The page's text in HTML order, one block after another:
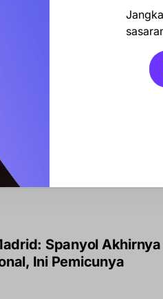
Guterres? Ini 7 Nama
Spanyol Akhirnya
Ini Pemicunya